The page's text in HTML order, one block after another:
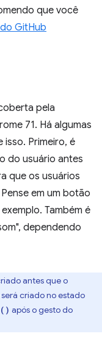
que você
GitHub
pela
71. Há algumas
Primeiro, é
do usuário antes
que os usuários
em um botão
Também é
dependendo
antes que o
criado no estado
após o gesto do